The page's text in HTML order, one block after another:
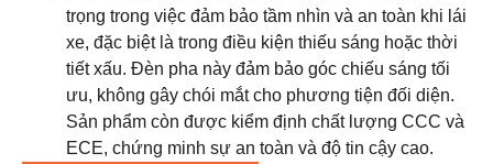
trọng trong việc đảm bảo tầm nhìn và an toàn khi lái
xe, đặc biệt là trong điều kiện thiếu sáng hoặc thời
tiết xấu. Đèn pha này đảm bảo góc chiếu sáng tối
ưu, không gây chói mắt cho phương tiện đối diện.
Sản phẩm còn được kiểm định chất lượng CCC và
ECE, chứng minh sự an toàn và độ tin cậy cao.